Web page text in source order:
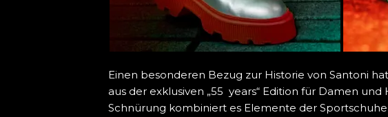
Einen besonderen Bezug zur Historie von Santoni
aus der exklusiven „55 years“ Edition für Damen
Schnürung kombiniert es Elemente der